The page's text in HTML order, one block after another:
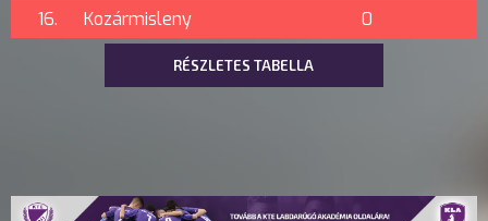
16.
Kozármisleny 0
RÉSZLETES TABELLA